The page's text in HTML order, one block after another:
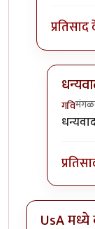
गवि
In
UsA मध्ये